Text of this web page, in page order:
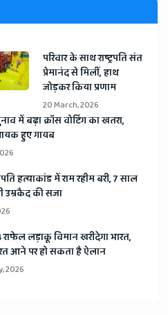
​परिवार के साथ राष्ट्रपति संत
प्रेमानंद से मिलीं, हाथ
जोड़कर किया प्रणाम
20 March, 2026
में बढ़ा क्रॉस वोटिंग का खतरा,
हुए गायब
हत्याकांड में राम रहीम बरी, 7 साल
उम्रकैद की सजा
राफेल लड़ाकू विमान खरीदेगा भारत,
आने पर हो सकता है ऐलान
2026